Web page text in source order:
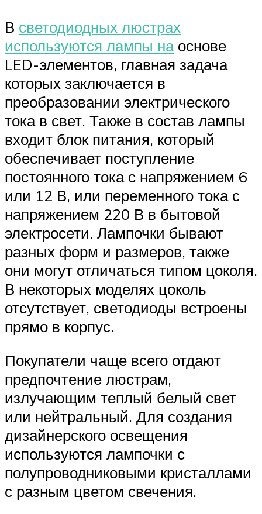
В светодиодных люстрах
используются лампы наоснове
LED-элементов, главная задача
которых заключается в
преобразовании электрического
тока в свет. Также в состав лампы
входит блок питания, который
обеспечивает поступление
постоянного тока с напряжением 6
или 12 В, или переменного тока с
напряжением 220 В в бытовой
электросети. Лампочки бывают
разных форм и размеров, также
они могут отличаться типом цоколя.
В некоторых моделях цоколь
отсутствует, светодиоды встроены
прямо в корпус.
Покупатели чаще всего отдают
предпочтение люстрам,
излучающим теплый белый свет
или нейтральный. Для создания
дизайнерского освещения
используются лампочки с
полупроводниковыми кристаллами
с разным цветом свечения.